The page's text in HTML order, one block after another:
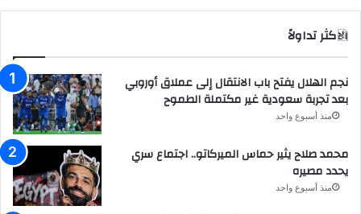
الاكثر تداولاً
نجم الهلال يفتح باب الانتقال إلى عملاق أوروبي
بعد تجربة سعودية غير مكتملة الطموح
منذ أسبوع واحد
محمد صلاح يثير حماس الميركاتو.. اجتماع سري
يحدد مصيره
منذ أسبوع واحد